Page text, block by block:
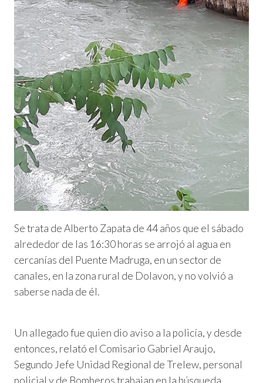
Se trata de Alberto Zapata de 44 años que el sábado
alrededor de las 16:30 horas se arrojó al agua en
cercanías del Puente Madruga, en un sector de
canales, en la zona rural de Dolavon, y no volvió a
saberse nada de él.
Un allegado fue quien dio aviso a la policía, y desde
entonces, relató el Comisario Gabriel Araujo,
Segundo Jefe Unidad Regional de Trelew, personal